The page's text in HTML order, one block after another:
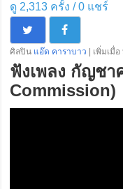
ดู 2,313 ครั้ง /0แชร์
ศิลปิน แอ๊ด คาราบาว | เพิ่มเมื่
ฟังเพลง กัญช
Commission)